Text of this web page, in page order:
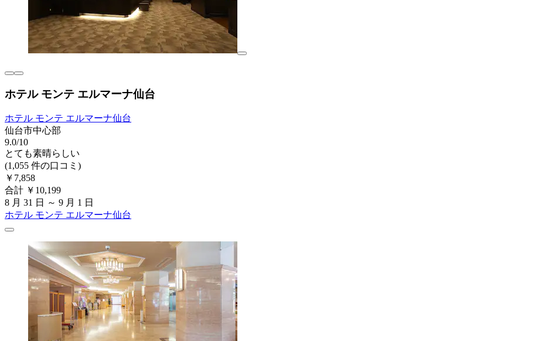
ホテル モンテ エルマーナ仙台
ホテル モンテ エルマーナ仙台
仙台市中心部
9.0/10
とても素晴らしい
(1,055 件の口コミ)
￥7,858
合計 ￥10,199
8 月 31 日 ～ 9 月 1 日
ホテル モンテ エルマーナ仙台